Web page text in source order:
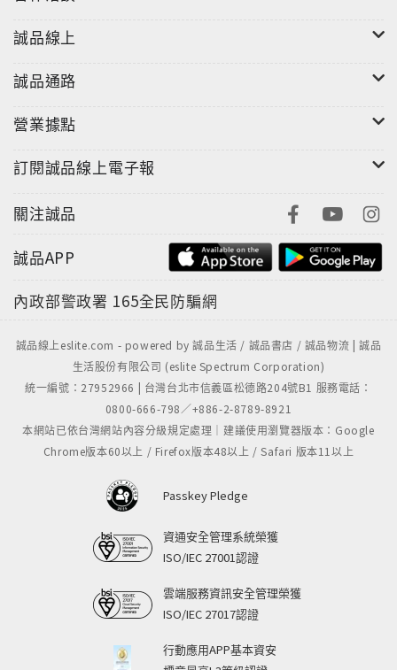
誠品線上
誠品通路
營業據點
訂閱誠品線上電子報
關注誠品
誠品APP
內政部警政署 165全民防騙網
誠品線上eslite.com - powered by 誠品生活 / 誠品書店 / 誠品物流 | 誠品
生活股份有限公司 (eslite Spectrum Corporation)
統一編號：27952966 | 台灣台北市信義區松德路204號B1 服務電話：
0800-666-798／+886-2-8789-8921
本網站已依台灣網站內容分級規定處理｜建議使用瀏覽器版本：Google
Chrome版本60以上 / Firefox版本48以上 / Safari 版本11以上
Passkey Pledge
資通安全管理系統榮獲
ISO/IEC 27001認證
雲端服務資訊安全管理榮獲
ISO/IEC 27017認證
行動應用APP基本資安